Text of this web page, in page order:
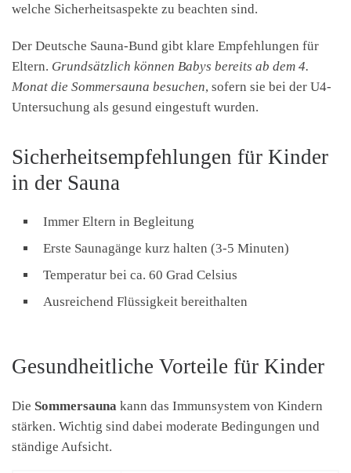
welche Sicherheitsaspekte zu beachten sind.
Der Deutsche Sauna-Bund gibt klare Empfehlungen für
Eltern. Grundsätzlich können Babys bereits ab dem 4.
Monat die Sommersauna besuchen, sofern sie bei der U4-
Untersuchung als gesund eingestuft wurden.
Sicherheitsempfehlungen für Kinder
in der Sauna
Immer Eltern in Begleitung
Erste Saunagänge kurz halten (3-5 Minuten)
Temperatur bei ca. 60 Grad Celsius
Ausreichend Flüssigkeit bereithalten
Gesundheitliche Vorteile für Kinder
Die Sommersauna kann das Immunsystem von Kindern
stärken. Wichtig sind dabei moderate Bedingungen und
ständige Aufsicht.